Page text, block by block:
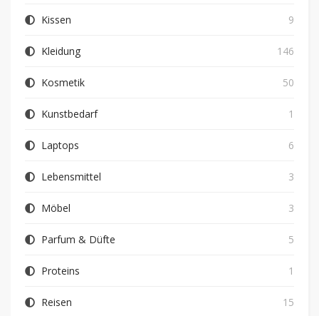
Kissen 9
Kleidung 146
Kosmetik 50
Kunstbedarf 1
Laptops 6
Lebensmittel 3
Möbel 3
Parfum & Düfte 5
Proteins 1
Reisen 15